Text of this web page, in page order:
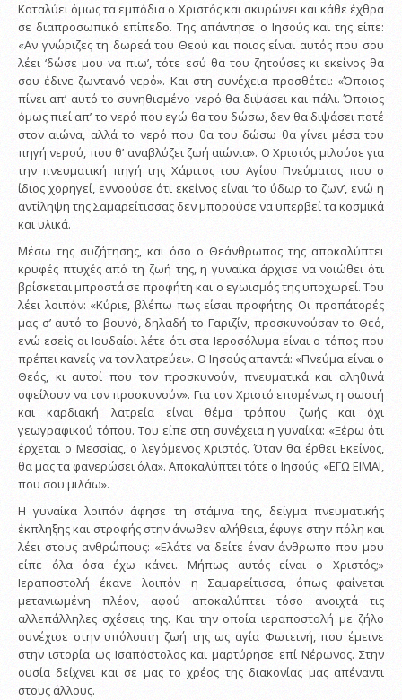
Καταλύει όμως τα εμπόδια ο Χριστός και ακυρώνει και κάθε έχθρα
σε διαπροσωπικό επίπεδο. Της απάντησε ο Ιησούς και της είπε:
«Αν γνώριζες τη δωρεά του Θεού και ποιος είναι αυτός που σου
λέει ‘δώσε μου να πιω’, τότε εσύ θα του ζητούσες κι εκείνος θα
σου έδινε ζωντανό νερό». Και στη συνέχεια προσθέτει: «Όποιος
πίνει απ’ αυτό το συνηθισμένο νερό θα διψάσει και πάλι. Όποιος
όμως πιεί απ’ το νερό που εγώ θα του δώσω, δεν θα διψάσει ποτέ
στον αιώνα, αλλά το νερό που θα του δώσω θα γίνει μέσα του
πηγή νερού, που θ’ αναβλύζει ζωή αιώνια». Ο Χριστός μιλούσε για
την πνευματική πηγή της Χάριτος του Αγίου Πνεύματος που ο
ίδιος χορηγεί, εννοούσε ότι εκείνος είναι ‘το ύδωρ το ζων’, ενώ η
αντίληψη της Σαμαρείτισσας δεν μπορούσε να υπερβεί τα κοσμικά
και υλικά.
Μέσω της συζήτησης, και όσο ο Θεάνθρωπος της αποκαλύπτει
κρυφές πτυχές από τη ζωή της, η γυναίκα άρχισε να νοιώθει ότι
βρίσκεται μπροστά σε προφήτη και ο εγωισμός της υποχωρεί. Του
λέει λοιπόν: «Κύριε, βλέπω πως είσαι προφήτης. Οι προπάτορές
μας σ’ αυτό το βουνό, δηλαδή το Γαριζίν, προσκυνούσαν το Θεό,
ενώ εσείς οι Ιουδαίοι λέτε ότι στα Ιεροσόλυμα είναι ο τόπος που
πρέπει κανείς να τον λατρεύει». Ο Ιησούς απαντά: «Πνεύμα είναι ο
Θεός, κι αυτοί που τον προσκυνούν, πνευματικά και αληθινά
οφείλουν να τον προσκυνούν». Για τον Χριστό επομένως η σωστή
και καρδιακή λατρεία είναι θέμα τρόπου ζωής και όχι
γεωγραφικού τόπου. Του είπε στη συνέχεια η γυναίκα: «Ξέρω ότι
έρχεται ο Μεσσίας, ο λεγόμενος Χριστός. Όταν θα έρθει Εκείνος,
θα μας τα φανερώσει όλα». Αποκαλύπτει τότε ο Ιησούς: «ΕΓΩ ΕΙΜΑΙ,
που σου μιλάω».
Η γυναίκα λοιπόν άφησε τη στάμνα της, δείγμα πνευματικής
έκπληξης και στροφής στην άνωθεν αλήθεια, έφυγε στην πόλη και
λέει στους ανθρώπους: «Ελάτε να δείτε έναν άνθρωπο που μου
είπε όλα όσα έχω κάνει. Μήπως αυτός είναι ο Χριστός;»
Ιεραποστολή έκανε λοιπόν η Σαμαρείτισσα, όπως φαίνεται
μετανιωμένη πλέον, αφού αποκαλύπτει τόσο ανοιχτά τις
αλλεπάλληλες σχέσεις της. Και την οποία ιεραποστολή με ζήλο
συνέχισε στην υπόλοιπη ζωή της ως αγία Φωτεινή, που έμεινε
στην ιστορία ως Ισαπόστολος και μαρτύρησε επί Νέρωνος. Στην
ουσία δείχνει και σε μας το χρέος της διακονίας μας απέναντι
στους άλλους.